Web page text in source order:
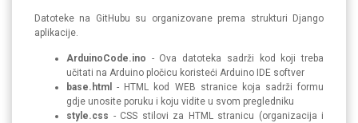
Datoteke na GitHubu su organizovane prema strukturi Django
aplikacije.
ArduinoCode.ino - Ova datoteka sadrži kod koji treba
učitati na Arduino pločicu koristeći Arduino IDE softver
base.html
- HTML kod WEB stranice koja sadrži formu
gdje unosite poruku i koju vidite u svom pregledniku
style.css - CSS stilovi za HTML stranicu (organizacija i